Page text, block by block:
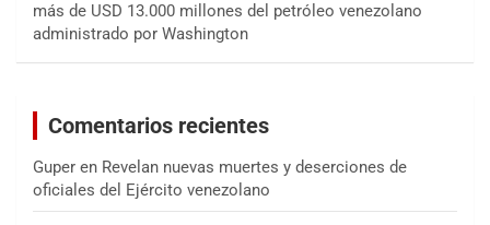
más de USD 13.000 millones del petróleo venezolano
administrado por Washington
Comentarios recientes
Guper en Revelan nuevas muertes y deserciones de
oficiales del Ejército venezolano